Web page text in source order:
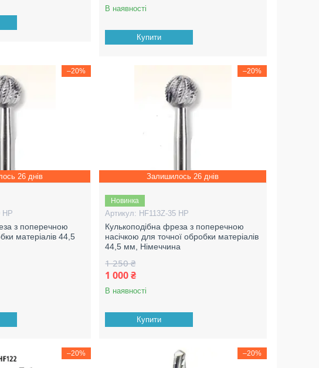
В наявності
Купити
–20%
26 днів
HP
з поперечною
матеріалів 44,5
–20%
Залишилось 26 днів
Новинка
HF113Z-35 HP
Кулькоподібна фреза з поперечною
насічкою для точної обробки матеріалів
44,5 мм, Німеччина
1 250 ₴
1 000 ₴
В наявності
Купити
–20% –20%